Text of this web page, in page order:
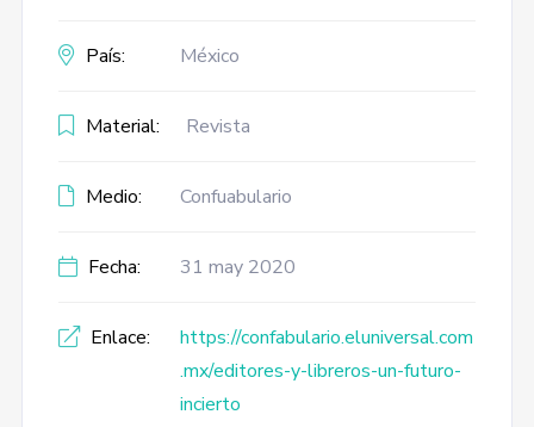
País: México
Material: Revista
Medio: Confuabulario
Fecha: 31 may 2020
Enlace:
https://confabulario.eluniversal.com
.mx/editores-y-libreros-un-futuro-
incierto